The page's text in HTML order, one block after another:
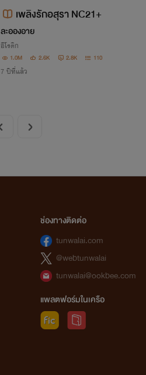
เพลิงรักอสุรา NC21+
ละอองอาย
อีโรติก
1.0M 2.6K 2.8K 110
7 ปีที่แล้ว
ช่องทางติดต่อ
tunwalai.com
@webtunwalai
tunwalai@ookbee.com
แพลตฟอร์มในเครือ